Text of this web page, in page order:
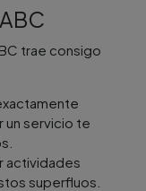
trae consigo
un servicio te
actividades
superfluos.